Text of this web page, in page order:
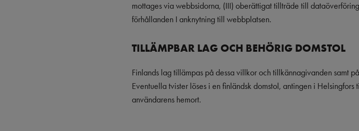
mottages via webbsidorna, (III) oberättigat tillträde till
förhållanden I anknytning till webbplatsen.
TILLÄMPBAR LAG OCH BEHÖRIG DOMSTOL
Finlands lag tillämpas på dessa villkor och tillkännagivanden samt
Eventuella tvister löses i en finländsk domstol, antingen i
användarens hemort.